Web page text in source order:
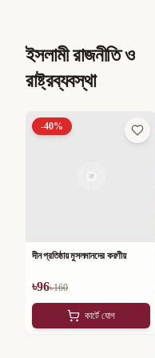
ইসলামী রাজনীতি ও
রাষ্ট্রব্যবস্থা
-40%
দীন প্রতিষ্ঠায় মুসলমানদের করণীয়
৳96৳160
কার্টে যোগ